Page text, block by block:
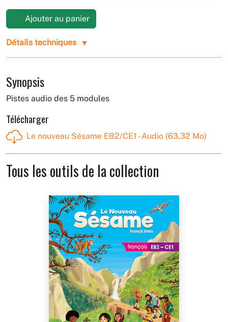
Ajouter au panier
Détails techniques
Synopsis
Pistes audio des 5 modules
Télécharger
Le nouveau Sésame EB2/CE1 - Audio (63,32 Mo)
Tous les outils de la collection